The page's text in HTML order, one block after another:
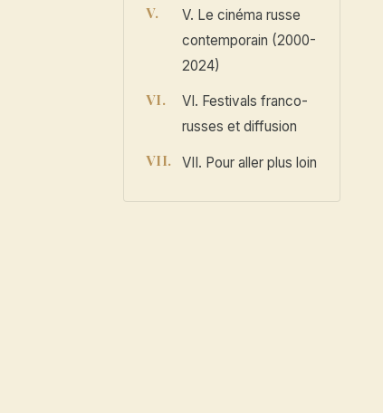
V. Le cinéma russe
contemporain (2000-
2024)
VI. Festivals franco-
russes et diffusion
VII. Pour aller plus loin